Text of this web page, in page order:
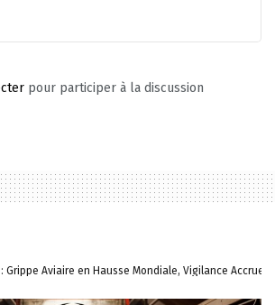
pour participer à la discussion
Grippe Aviaire en Hausse Mondiale, Vigilance Accrue